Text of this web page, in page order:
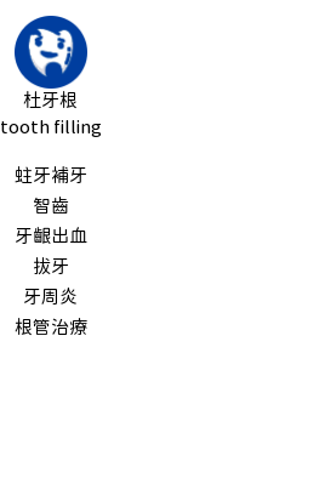
杜牙根
tooth filling
蛀牙補牙
智齒
牙齦出血
拔牙
牙周炎
根管治療